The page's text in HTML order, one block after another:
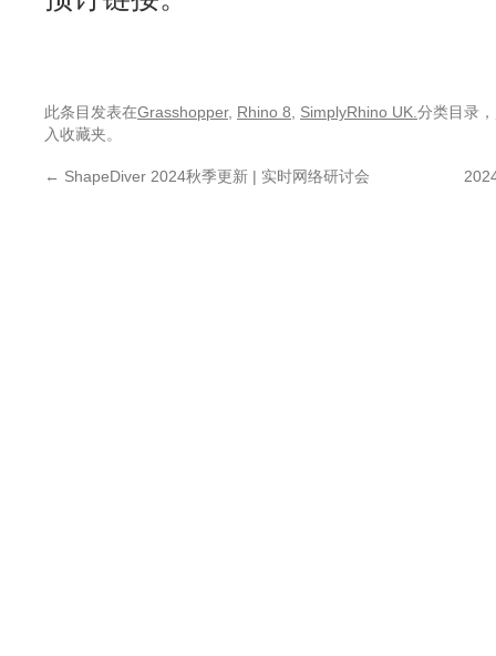
此条目发表在Grasshopper, Rhino 8 SimplyRhino UK. 分类目录
入收藏夹。
← ShapeDiver 2024秋季更新 | 实时网络研讨会